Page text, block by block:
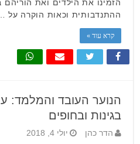
הזמינו את הילדים ואת הוריהם
ההתנדבותית וכאות הוקרה על …
קרא עוד »
הנוער העובד והמלמד:
בגינות ובחופים
הדר כהן יולי 4, 2018